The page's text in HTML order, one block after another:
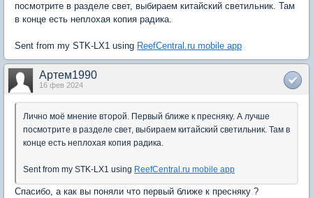
посмотрите в разделе свет, выбираем китайский светильник. Там
в конце есть неплохая копия радика.
Sent from my STK-LX1 using ReefCentral.ru mobile app
Артем1990
16 фев 2024
Лично моё мнение второй. Первый ближе к пресняку. А лучше
посмотрите в разделе свет, выбираем китайский светильник. Там в
конце есть неплохая копия радика.
Sent from my STK-LX1 using ReefCentral.ru mobile app
Спасибо, а как вы поняли что первый ближе к пресняку ?